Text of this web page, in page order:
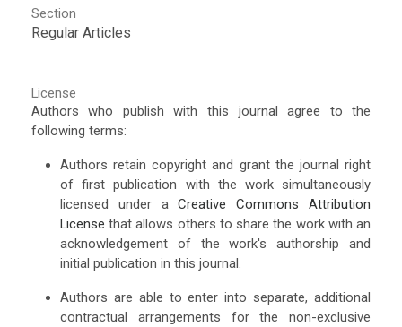
Section
Regular Articles
License
Authors who publish with this journal agree to the
following terms:
Authors retain copyright and grant the journal right
of first publication with the work simultaneously
licensed under aCreative Commons Attribution
License that allows others to share the work with an
acknowledgement of the work's authorship and
initial publication in this journal.
Authors are able to enter into separate, additional
contractual arrangements for the non-exclusive